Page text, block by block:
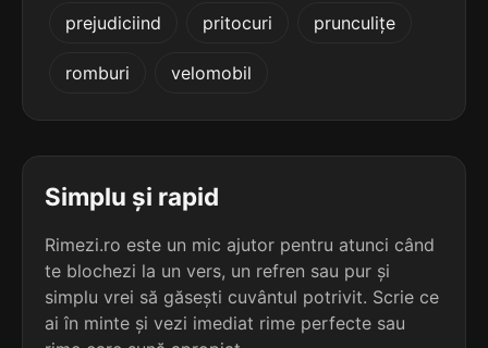
cobeligeranțe
asonanțe
emitanțe
4 sil.
terminație: anțe
prejudiciind pritocuri prunculițe
romburi velomobil
Simplu și rapid
Rimezi.ro este un mic ajutor pentru atunci când
te blochezi la un vers, un refren sau pur și
simplu vrei să găsești cuvântul potrivit. Scrie ce
ai în minte și vezi imediat rime perfecte sau